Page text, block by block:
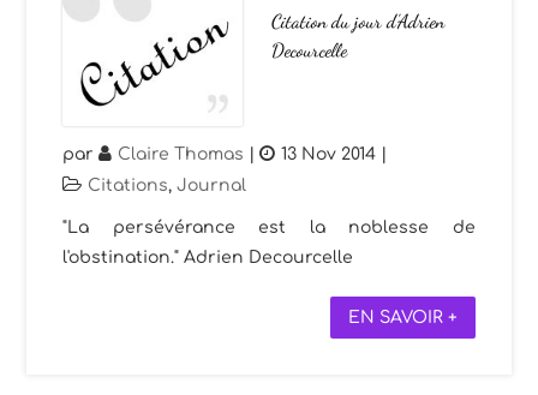
Citation du jour d’Adrien
Decourcelle
par Claire Thomas | 13 Nov 2014 |
Citations,Journal
"La persévérance est la noblesse de
l'obstination." Adrien Decourcelle
EN SAVOIR +